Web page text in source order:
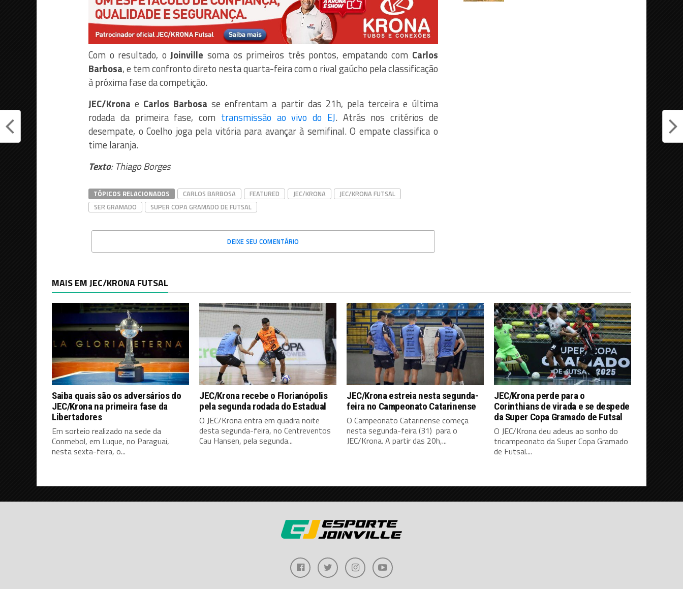
Com o resultado, oJoinville soma os primeiros três pontos, empatando com Carlos
Barbosa, e tem confronto direto nesta quarta-feira com o rival gaúcho pela classificação
à próxima fase da competição.
JEC/Krona e Carlos Barbosa se enfrentam a partir das 21h, pela terceira e última
rodada da primeira fase, com transmissão ao vivo do EJ. Atrás nos critérios de
desempate, o Coelho joga pela vitória para avançar à semifinal. O empate classifica o
time laranja.
Texto: Thiago Borges
TÓPICOS RELACIONADOS CARLOS BARBOSA FEATURED JEC/KRONA
JEC/KRONA FUTSAL
SER GRAMADO
SUPER COPA GRAMADO DE FUTSAL
DEIXE SEU COMENTÁRIO
MAIS EM JEC/KRONA FUTSAL
Saiba quais são os adversários do
JEC/Krona na primeira fase da
Libertadores
Em sorteio realizado na sede da
Conmebol, em Luque, no Paraguai,
nesta sexta-feira, o...
JEC/Krona recebe o Florianópolis
pela segunda rodada do Estadual
O JEC/Krona entra em quadra noite
desta segunda-feira, no Centreventos
Cau Hansen, pela segunda...
JEC/Krona estreia nesta segunda-
feira no Campeonato Catarinense
O Campeonato Catarinense começa
nesta segunda-feira (31) para o
JEC/Krona. A partir das 20h,...
JEC/Krona perde para o
Corinthians de virada e se despede
da Super Copa Gramado de Futsal
O JEC/Krona deu adeus ao sonho do
tricampeonato da Super Copa Gramado
de Futsal....